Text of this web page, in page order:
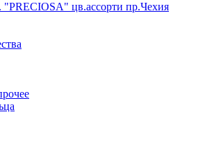
"PRECIOSA" цв.ассорти пр.Чехия